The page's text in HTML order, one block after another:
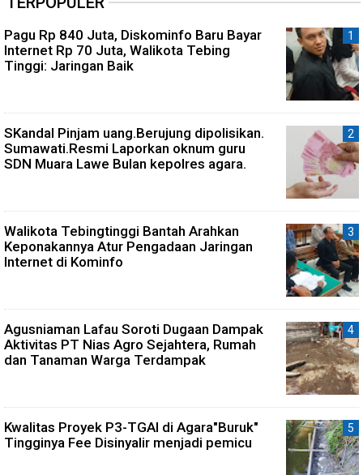
Pagu Rp 840 Juta, Diskominfo Baru Bayar
Internet Rp 70 Juta, Walikota Tebing
Tinggi: Jaringan Baik
SKandal Pinjam uang.Berujung dipolisikan.
Sumawati.Resmi Laporkan oknum guru
SDN Muara Lawe Bulan kepolres agara.
Walikota Tebingtinggi Bantah Arahkan
Keponakannya Atur Pengadaan Jaringan
Internet di Kominfo
Agusniaman Lafau Soroti Dugaan Dampak
Aktivitas PT Nias Agro Sejahtera, Rumah
dan Tanaman Warga Terdampak
Kwalitas Proyek P3-TGAI di Agara"Buruk"
Tingginya Fee Disinyalir menjadi pemicu